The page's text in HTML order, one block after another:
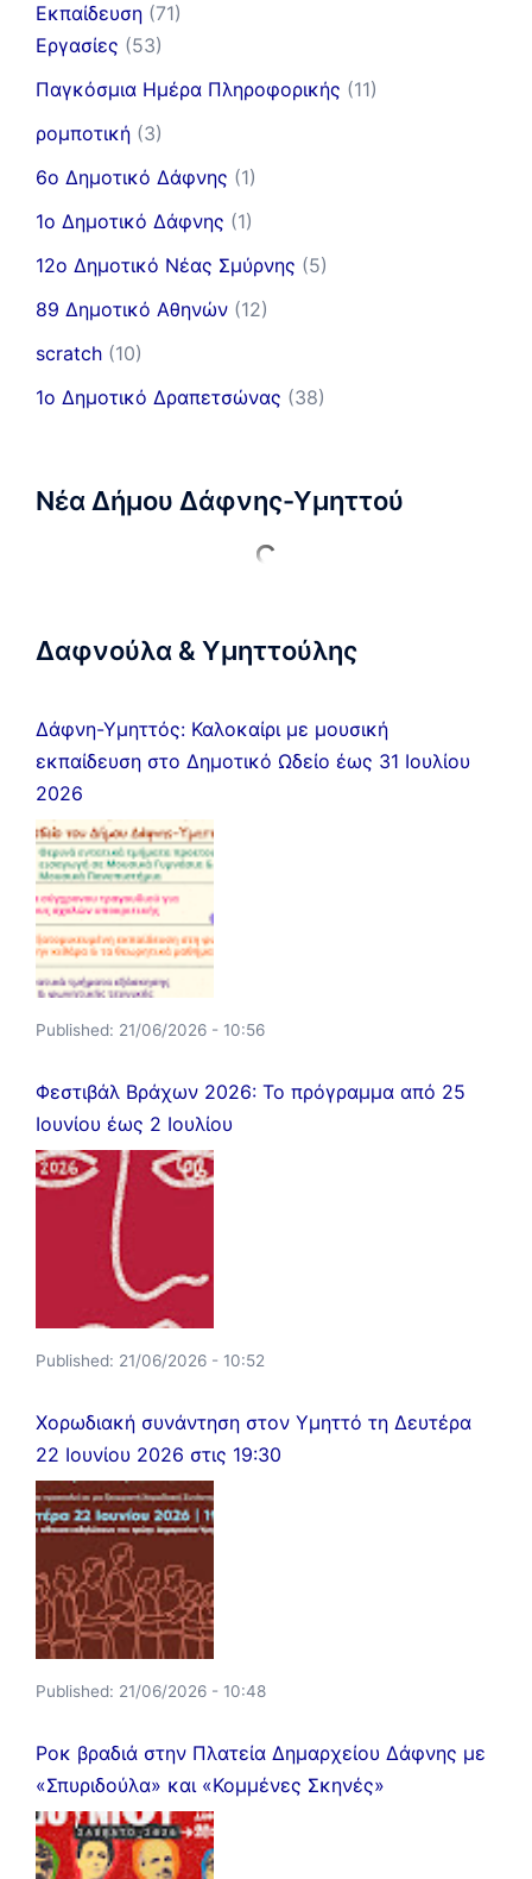
Εκπαίδευση (71)
Εργασίες (53)
Παγκόσμια Ημέρα Πληροφορικής (11)
ρομποτική (3)
6ο Δημοτικό Δάφνης (1)
1ο Δημοτικό Δάφνης (1)
12ο Δημοτικό Νέας Σμύρνης (5)
89 Δημοτικό Αθηνών (12)
scratch (10)
1ο Δημοτικό Δραπετσώνας (38)
Νέα Δήμου Δάφνης-Υμηττού
Δαφνούλα & Υμηττούλης
Δάφνη-Υμηττός: Καλοκαίρι με μουσική
εκπαίδευση στο Δημοτικό Ωδείο έως 31 Ιουλίου
2026
Published: 21/06/2026 - 10:56
Φεστιβάλ Βράχων 2026: Το πρόγραμμα από 25
Ιουνίου έως 2 Ιουλίου
Published: 21/06/2026 - 10:52
Χορωδιακή συνάντηση στον Υμηττό τη Δευτέρα
22 Ιουνίου 2026 στις 19:30
Published: 21/06/2026 - 10:48
Ροκ βραδιά στην Πλατεία Δημαρχείου Δάφνης με
«Σπυριδούλα» και «Κομμένες Σκηνές»